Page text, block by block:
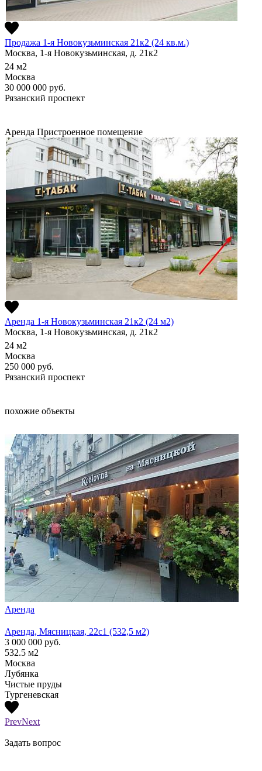
Продажа 1-я Новокузьминская 21к2 (24 кв.м.)
Москва, 1-я Новокузьминская, д. 21к2
24 м2
Москва
30 000 000 руб.
Рязанский проспект
Аренда Пристроенное помещение
Аренда 1-я Новокузьминская 21к2 (24 м2)
Москва, 1-я Новокузьминская, д. 21к2
24 м2
Москва
250 000 руб.
Рязанский проспект
похожие объекты
Аренда
Аренда, Мясницкая, 22с1 (532,5 м2)
3 000 000 руб.
532.5 м2
Москва
Лубянка
Чистые пруды
Тургеневская
PrevNext
Задать вопрос